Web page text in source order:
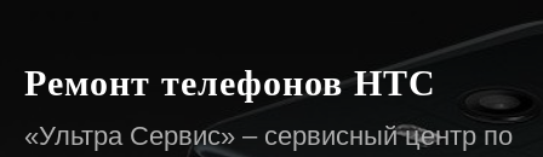
Ремонт телефонов HTC
«Ультра Сервис» – сервисный центр по